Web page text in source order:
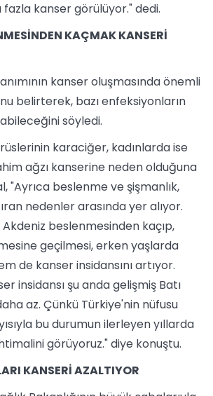
kanser görülüyor." dedi.
KAÇMAK KANSERİ
kanser oluşmasında önemli
belirterek, bazı enfeksiyonların
söyledi.
karaciğer, kadınlarda ise
ağzı kanserine neden olduğuna
"Ayrıca beslenme ve şişmanlık,
nedenler arasında yer alıyor.
beslenmesinden kaçıp,
geçilmesi, erken yaşlarda
de kanser insidansını artıyor.
insidansı şu anda gelişmiş Batı
az. Çünkü Türkiye'nin nüfusu
bu durumun ilerleyen yıllarda
görüyoruz." diye konuştu.
KANSERİ AZALTIYOR